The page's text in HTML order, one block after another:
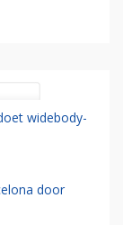
widebody-
door